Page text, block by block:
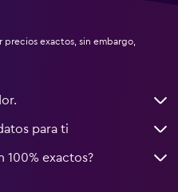
exactos, sin embargo,
para ti
100% exactos?